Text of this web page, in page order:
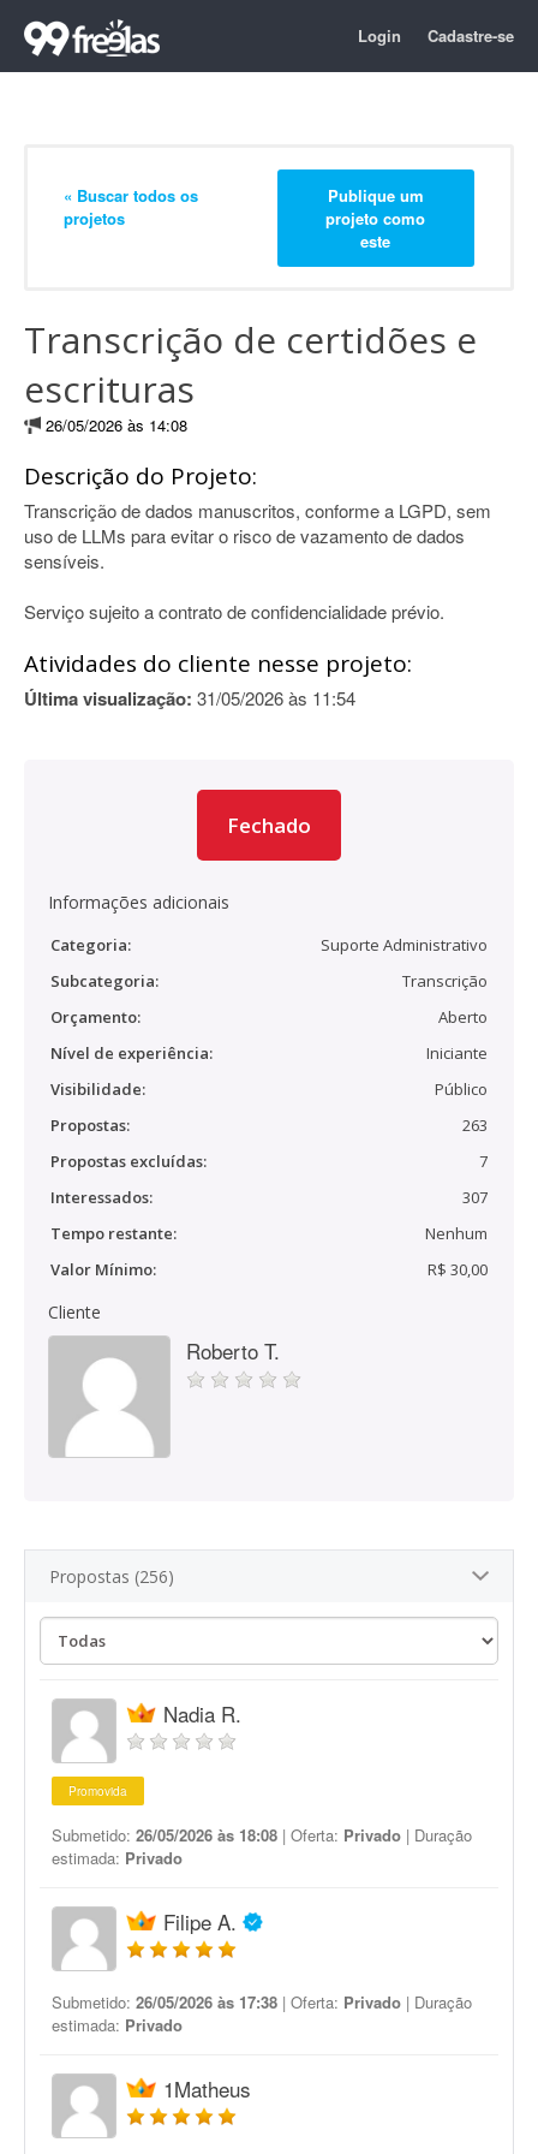
Login Cadastre-se
« Buscar todos os
projetos
Publique um
projeto como
este
Transcrição de certidões e
escrituras
26/05/2026 às 14:08
Descrição do Projeto:
Transcrição de dados manuscritos, conforme a LGPD, sem
uso de LLMs para evitar o risco de vazamento de dados
sensíveis.
Serviço sujeito a contrato de confidencialidade prévio.
Atividades do cliente nesse projeto:
Última visualização: 31/05/2026 às 11:54
Fechado
Informações adicionais
Categoria:
Suporte Administrativo
Subcategoria:
Transcrição
Orçamento:
Aberto
Nível de experiência:
Iniciante
Visibilidade:
Público
Propostas:
263
Propostas excluídas:
7
Interessados:
307
Tempo restante:
Nenhum
Valor Mínimo:
R$ 30,00
Cliente
Roberto T.
Propostas (256)
Nadia R.
Promovida
Submetido: 26/05/2026 às 18:08 | Oferta: Privado | Duração
estimada: Privado
Filipe A.
Submetido: 26/05/2026 às 17:38 | Oferta: Privado | Duração
estimada: Privado
1Matheus